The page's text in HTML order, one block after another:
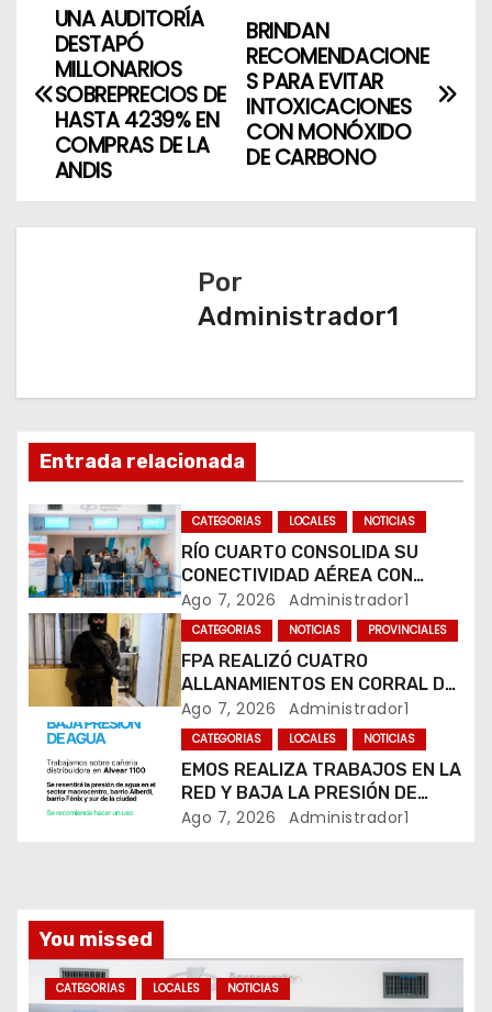
N
a
ó
n
d
e
e
n
t
r
a
d
BRINDAN
RECOMENDACIONE
S PARA EVITAR
INTOXICACIONES
CON MONÓXIDO
DE CARBONO
UNA AUDITORÍA
DESTAPÓ
MILLONARIOS
SOBREPRECIOS DE
HASTA 4239% EN
COMPRAS DE LA
ANDIS
Por
Administrador1
Entrada relacionada
CATEGORIAS LOCALES NOTICIAS
RÍO CUARTO CONSOLIDA SU
CONECTIVIDAD AÉREA CON
CUATRO VUELOS SEMANALES A
BUENOS AIRES
Ago 7, 2026 Administrador1
CATEGORIAS NOTICIAS PROVINCIALES
FPA REALIZÓ CUATRO
ALLANAMIENTOS EN CORRAL DE
BUSTOS-IFFLINGER
Ago 7, 2026 Administrador1
CATEGORIAS LOCALES NOTICIAS
EMOS REALIZA TRABAJOS EN LA
RED Y BAJA LA PRESIÓN DE
AGUA EN VARIOS SECTORES DE
Ago 7, 2026 Administrador1
You missed
CATEGORIAS LOCALES NOTICIAS